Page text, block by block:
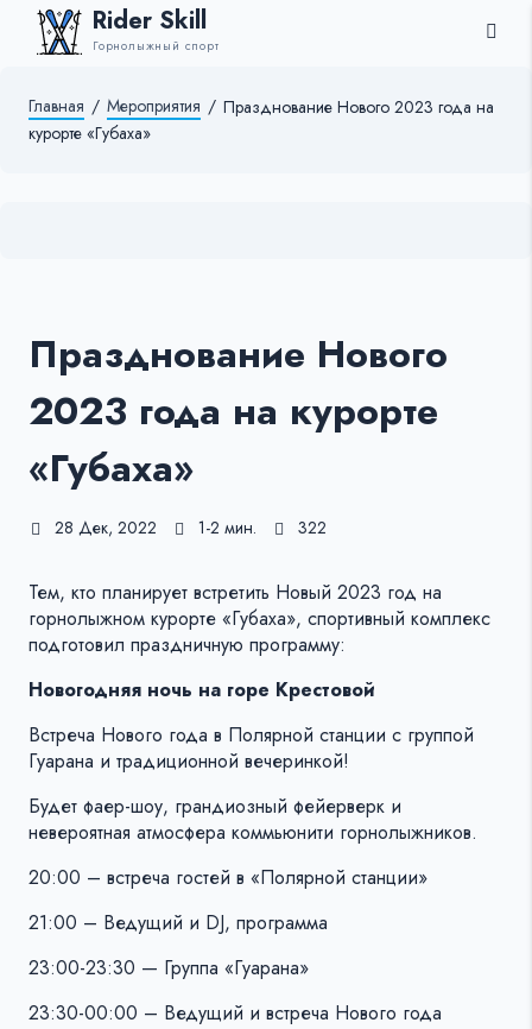
Rider Skill
Горнолыжный спорт
Главная / Мероприятия / Празднование Нового 2023 года на
курорте «Губаха»
Празднование Нового
2023 года на курорте
«Губаха»
28 Дек, 2022 1-2 мин. 322
Тем, кто планирует встретить Новый 2023 год на
горнолыжном курорте «Губаха», спортивный комплекс
подготовил праздничную программу:
Новогодняя ночь на горе Крестовой
Встреча Нового года в Полярной станции с группой
Гуарана и традиционной вечеринкой!
Будет фаер-шоу, грандиозный фейерверк и
невероятная атмосфера коммьюнити горнолыжников.
20:00 – встреча гостей в «Полярной станции»
21:00 – Ведущий и DJ, программа
23:00-23:30 — Группа «Гуарана»
23:30-00:00 – Ведущий и встреча Нового года